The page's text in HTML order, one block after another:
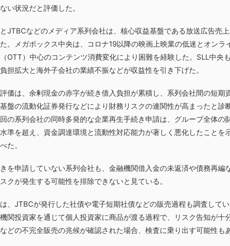
い状況だと評価した。
JTBCなどのメディア系列会社は、核心収益基盤である放送広告売
。メガボックス中央は、コロナ19以降の映画上映業の低迷とオンラ
OTT）中心のコンテンツ消費変化により困難を経験した。SLL中央
担拡大と海外子会社の業績不振などが収益性を引き下げた。
価は、余剰現金の赤字が続き借入負担が累積し、系列会社間の短期
盤の流動化証券発行などにより財務リスクの連関性が高まったと診
の系列会社の同時多発的な企業再生手続き申請は、グループ全体の
準を超え、資金調達環境と流動性対応能力が著しく悪化したことを
た。
を申請していない系列会社も、金融機関借入金の未返済や債務再編
クが発生する可能性を排除できないと見ている。
、JTBCが発行した社債や電子短期社債などの販売過程も調査してい
関投資家を通じて個人投資家に商品が渡る過程で、リスク告知が十
どの不完全販売の兆候が確認された場合、検査に乗り出す可能性もあ